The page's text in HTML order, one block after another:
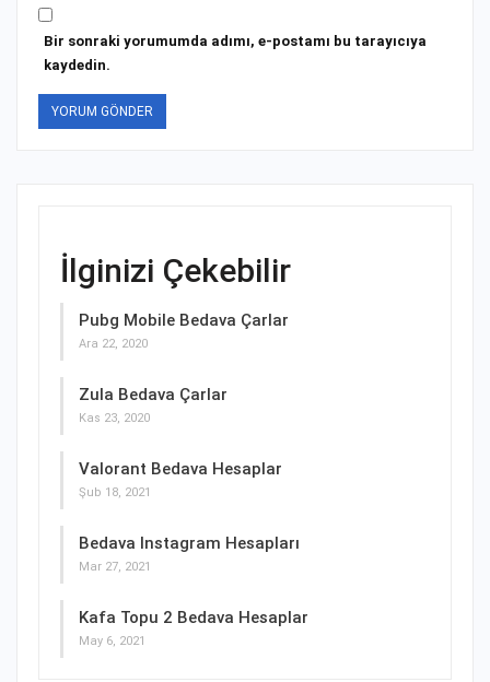
Bir sonraki yorumumda adımı, e-postamı bu tarayıcıya
kaydedin.
İlginizi Çekebilir
Pubg Mobile Bedava Çarlar
Ara 22, 2020
Zula Bedava Çarlar
Kas 23, 2020
Valorant Bedava Hesaplar
Şub 18, 2021
Bedava Instagram Hesapları
Mar 27, 2021
Kafa Topu 2 Bedava Hesaplar
May 6, 2021